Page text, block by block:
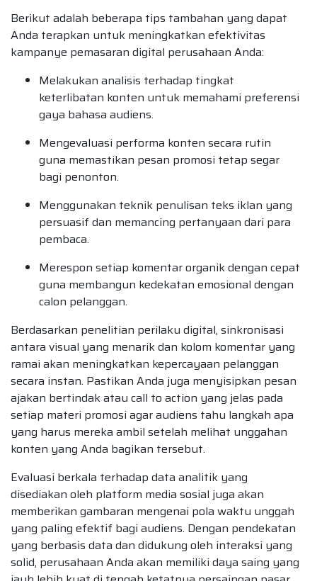
Berikut adalah beberapa tips tambahan yang dapat
Anda terapkan untuk meningkatkan efektivitas
kampanye pemasaran digital perusahaan Anda:
Melakukan analisis terhadap tingkat
keterlibatan konten untuk memahami preferensi
gaya bahasa audiens.
Mengevaluasi performa konten secara rutin
guna memastikan pesan promosi tetap segar
bagi penonton.
Menggunakan teknik penulisan teks iklan yang
persuasif dan memancing pertanyaan dari para
pembaca.
Merespon setiap komentar organik dengan cepat
guna membangun kedekatan emosional dengan
calon pelanggan.
Berdasarkan penelitian perilaku digital, sinkronisasi
antara visual yang menarik dan kolom komentar yang
ramai akan meningkatkan kepercayaan pelanggan
secara instan. Pastikan Anda juga menyisipkan pesan
ajakan bertindak atau call to action yang jelas pada
setiap materi promosi agar audiens tahu langkah apa
yang harus mereka ambil setelah melihat unggahan
konten yang Anda bagikan tersebut.
Evaluasi berkala terhadap data analitik yang
disediakan oleh platform media sosial juga akan
memberikan gambaran mengenai pola waktu unggah
yang paling efektif bagi audiens. Dengan pendekatan
yang berbasis data dan didukung oleh interaksi yang
solid, perusahaan Anda akan memiliki daya saing yang